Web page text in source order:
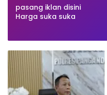
pasang iklan disini
Harga suka suka